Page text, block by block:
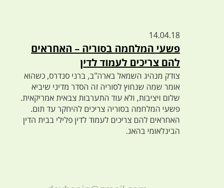
14.04.18
פשעי המלחמה בסוריה – האחראים
להם צריכים לעמוד לדין
צודק מנהיג השמאל בארה"ב, ברני סנדרס, כשהוא
אומר שמה שנחוץ לסוריה זה הסדר מדיני שיביא
שלום ויציבות, ולא עוד התערבות צבאית אמריקאית.
פשעי המלחמה בסוריה צריכים להיחקר עד תום.
האחראים להם צריכים לעמוד לדין פלילי בבית הדין
הבינלאומי בהאג.